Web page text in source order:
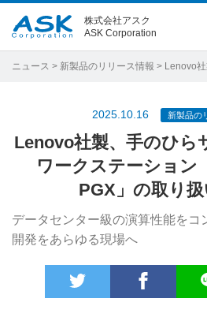
株式会社アスク
ASK Corporation
ニュース > 新製品のリリース情報 > Lenovo社製、手のひらサ
2025.10.16 新製品の
Lenovo社製、手のひら
ワークステーション
PGX」の取り
データセンター級の演算性能をコ
開発をあらゆる現場へ